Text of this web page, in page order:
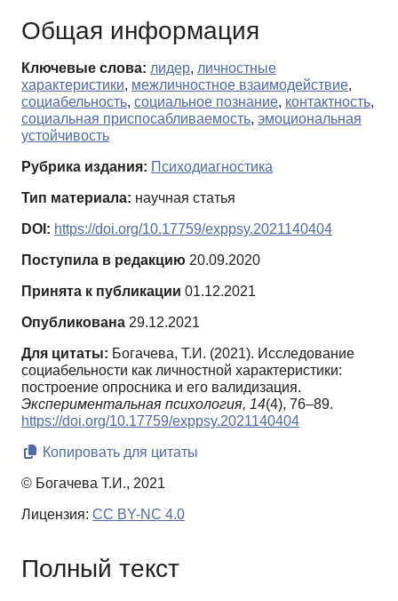
Общая информация
Ключевые слова: лидер, личностные
характеристики, межличностное взаимодействие,
социабельность, социальное познание, контактность,
социальная приспосабливаемость, эмоциональная
устойчивость
Рубрика издания: Психодиагностика
Тип материала: научная статья
DOI: https://doi.org/10.17759/exppsy.2021140404
Поступила в редакцию 20.09.2020
Принята к публикации 01.12.2021
Опубликована 29.12.2021
Для цитаты: Богачева, Т.И. (2021). Исследование
социабельности как личностной характеристики:
построение опросника и его валидизация.
Экспериментальная психология, 14(4), 76–89.
https://doi.org/10.17759/exppsy.2021140404
Копировать для цитаты
© Богачева Т.И., 2021
Лицензия: CC BY-NC 4.0
Полный текст